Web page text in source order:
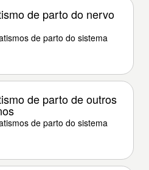
de parto do nervo
de parto do sistema
de parto de outros
de parto do sistema